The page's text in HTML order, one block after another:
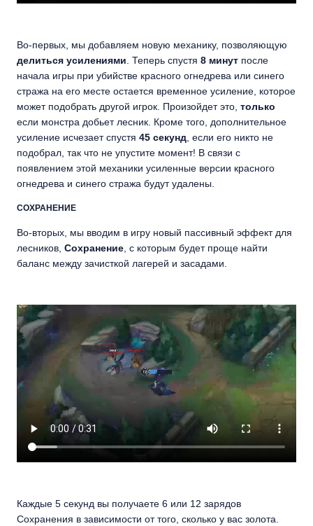
Во-первых, мы добавляем новую механику, позволяющую
делиться усилениями . Теперь спустя 8 минут после
начала игры при убийстве красного огнедрева или синего
стража на его месте остается временное усиление, которое
может подобрать другой игрок. Произойдет это, только
если монстра добьет лесник. Кроме того, дополнительное
усиление исчезает спустя 45 секунд , если его никто не
подобрал, так что не упустите момент! В связи с
появлением этой механики усиленные версии красного
огнедрева и синего стража будут удалены.
СОХРАНЕНИЕ
Во-вторых, мы вводим в игру новый пассивный эффект для
лесников, Сохранение , с которым будет проще найти
баланс между зачисткой лагерей и засадами.
Каждые 5 секунд вы получаете 6 или 12 зарядов
Сохранения в зависимости от того, сколько у вас золота.